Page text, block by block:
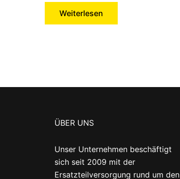
Weiterlesen
ÜBER UNS
Unser Unternehmen beschäftigt
sich seit 2009 mit der
Ersatzteilversorgung rund um den